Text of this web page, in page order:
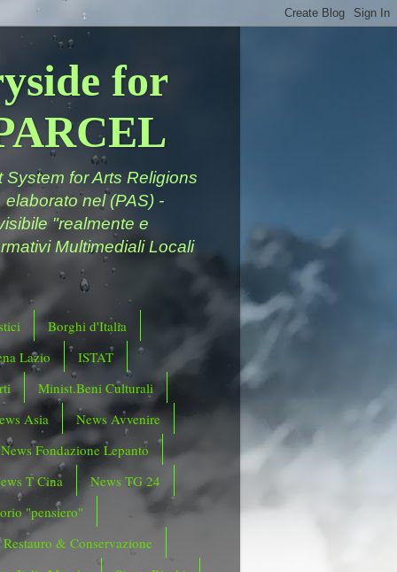
for
for Arts Religions
nel (PAS) -
"realmente e
Multimediali Locali
Borghi d'Italia
Lazio
ISTAT
Minist.Beni Culturali
Asia
News Avvenire
News Fondazione Lepanto
T Cina
News TG 24
"pensiero"
Restauro & Conservazione